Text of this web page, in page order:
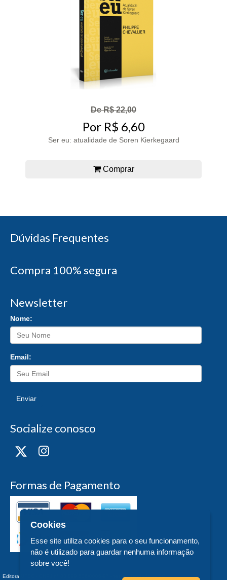
De R$ 22,00
Por R$ 6,60
Ser eu: atualidade de Soren Kierkegaard
Comprar
Dúvidas Frequentes
Compra 100% segura
Newsletter
Nome:
Email:
Enviar
Socialize conosco
Formas de Pagamento
Editora UFSC - CNPJ n° 83.899.526/0006-97 - teste - Trindade - - SC
Cookies
Esse site utiliza cookies para o seu funcionamento,
não é utilizado para guardar nenhuma informação
sobre você!